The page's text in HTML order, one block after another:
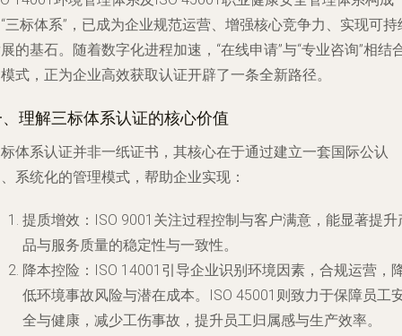
三标体系”，已成为企业规范运营、增强核心竞争力、实现可持
的基石。随着数字化进程加速，“在线申请”与“专业咨询”相结
式，正为企业高效获取认证开辟了一条全新路径。
理解三标体系认证的核心价值
体系认证并非一纸证书，其核心在于通过建立一套国际公认
系统化的管理模式，帮助企业实现：
提质增效 ：ISO 9001关注过程控制与客户满意，能显著提升
品与服务质量的稳定性与一致性。
降本控险 ：ISO 14001引导企业识别环境因素，合规运营，
低环境事故风险与潜在成本。ISO 45001则致力于保障员工
全与健康，减少工伤事故，提升员工归属感与生产效率。